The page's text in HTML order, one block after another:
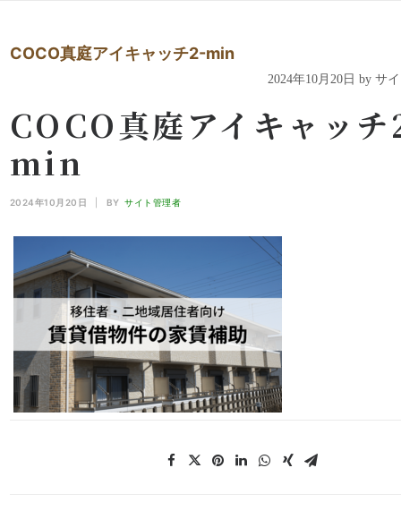
COCO真庭アイキャッチ2-min
2024年10月20日 by サ
COCO真庭アイキャッ
min
2024年10月20日 BY サイト管理者